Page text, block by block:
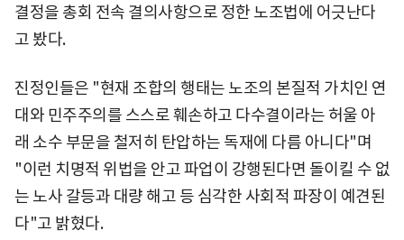
결정을 총회 전속 결의사항으로 정한 노조법에 어긋난다
고 봤다.
진정인들은 "현재 조합의 행태는 노조의 본질적 가치인 연
대와 민주주의를 스스로 훼손하고 다수결이라는 허울 아
래 소수 부문을 철저히 탄압하는 독재에 다름 아니다"며
"이런 치명적 위법을 안고 파업이 강행된다면 돌이킬 수 없
는 노사 갈등과 대량 해고 등 심각한 사회적 파장이 예견된
다"고 밝혔다.